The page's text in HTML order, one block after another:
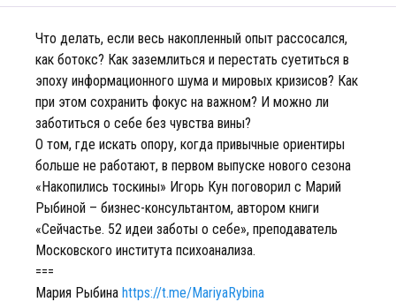
Что делать, если весь накопленный опыт рассосался,
как ботокс? Как заземлиться и перестать суетиться в
эпоху информационного шума и мировых кризисов? Как
при этом сохранить фокус на важном? И можно ли
заботиться о себе без чувства вины?
О том, где искать опору, когда привычные ориентиры
больше не работают, в первом выпуске нового сезона
«Накопились тоскины» Игорь Кун поговорил с Марий
Рыбиной – бизнес-консультантом, автором книги
«Сейчастье. 52 идеи заботы о себе», преподаватель
Московского института психоанализа.
===
Мария Рыбина https://t.me/MariyaRybina